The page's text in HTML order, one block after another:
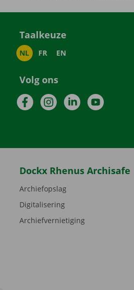
Taalkeuze
NL FR EN
Volg ons
FacebookInstagramLinkedInYouTube
Dockx Rhenus Archisafe
Archiefopslag
Digitalisering
Archiefvernietiging